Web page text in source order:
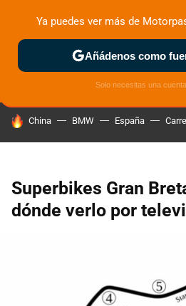
ZONA DE PRUEBAS
HOY SE HABLA DE
China BMW España
Superbikes Gran
dónde verlo por
Ya puedes ver más de
Añádenos como
Solo necesitas una